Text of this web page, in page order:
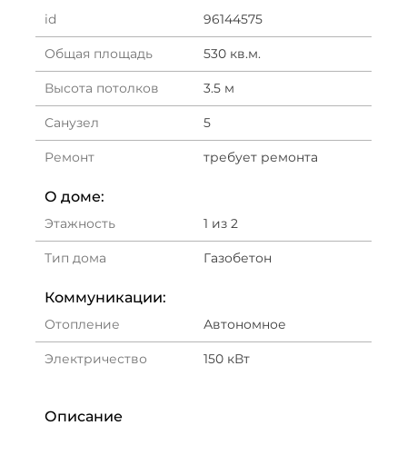
id 96144575
Общая площадь 530 кв.м.
Высота потолков 3.5 м
Санузел 5
Ремонт требует ремонта
О доме:
Этажность 1 из 2
Тип дома Газобетон
Коммуникации:
Отопление Автономное
Электричество 150 кВт
Описание